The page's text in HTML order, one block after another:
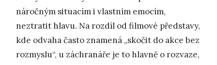
náročným situacím i vlastním emocím,
neztratit hlavu. Na rozdíl od filmové představy,
kde odvaha často znamená „skočit do akce bez
rozmyslu“, u záchranáře je to hlavně o rozvaze,